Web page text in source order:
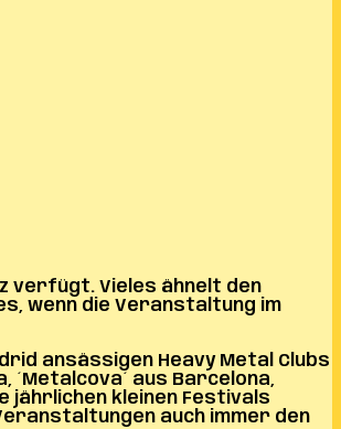
verfügt. Vieles ähnelt den
wenn die Veranstaltung im
ansässigen Heavy Metal Clubs
´Metalcova´ aus Barcelona,
jährlichen kleinen Festivals
auch immer den